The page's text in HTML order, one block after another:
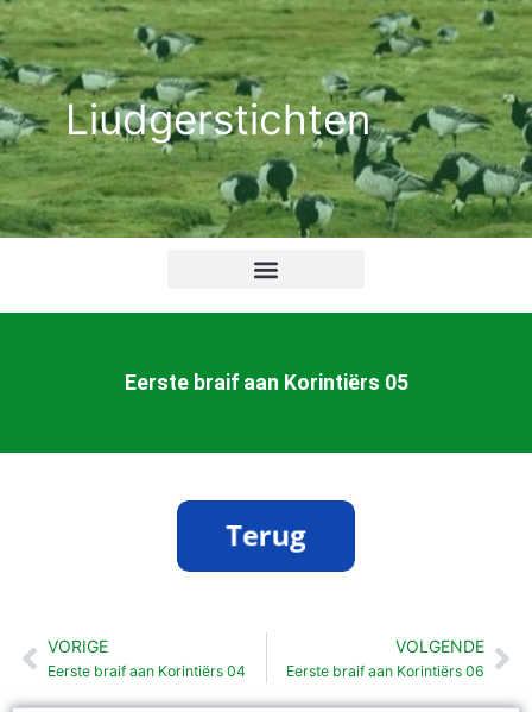
Ga
naar
de
inhoudLiudgerstichten
Eerste braif aan Korintiërs 05
Vorige
VORIGE
Eerste braif aan Korintiërs 04
VOLGENDE
Eerste braif aan Korintiërs 06